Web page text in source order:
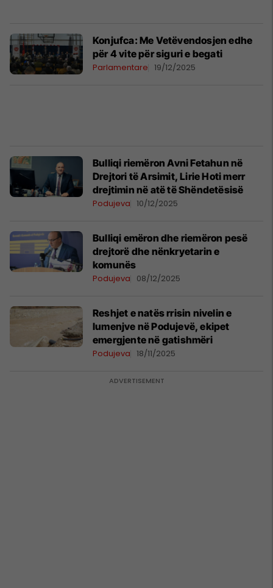
Konjufca: Me Vetëvendosjen edhe
për 4 vite për siguri e begati
Parlamentare 19/12/2025
Bulliqi riemëron Avni Fetahun në
Drejtori të Arsimit, Lirie Hoti merr
drejtimin në atë të Shëndetësisë
Podujeva 10/12/2025
Bulliqi emëron dhe riemëron pesë
drejtorë dhe nënkryetarin e
komunës
Podujeva 08/12/2025
Reshjet e natës rrisin nivelin e
lumenjve në Podujevë, ekipet
emergjente në gatishmëri
Podujeva 18/11/2025